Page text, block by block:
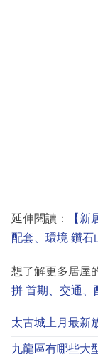
延伸閱讀：
【
配套、環境 鑽石
想了解更多居屋
拼 首期、交通、
太古城上月最新
九龍區有哪些大